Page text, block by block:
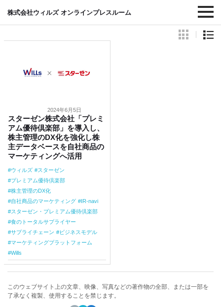
株式会社ウィルズ オンラインプレスルーム
#スターゼン・プレミアム優待倶楽部
2024年6月5日
スターゼン株式会社「プレミ
アム優待倶楽部」を導入し、
株主管理のDX化を強化し株
主データベースを自社商品の
マーケティングへ活用
ウィルズ
スターゼン
プレミアム優待倶楽部
株主管理のDX化
自社商品のマーケティング
IR-navi
スターゼン・プレミアム優待倶楽部
食のトータルサプライヤー
サプライチェーン
ビジネスモデル
マーケティングプラットフォーム
Wills
このウェブサイト上の文章、映像、写真などの著作物の全部、または一部を
了承なく複製、使用することを禁じます。